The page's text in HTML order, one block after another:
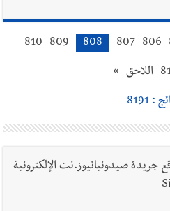
806
807
808
809
810
اللاحق »
: 8191
جريدة صيدونيانيوز.نت الإلكترونية